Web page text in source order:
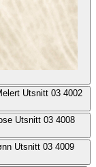
4002
4008
4009